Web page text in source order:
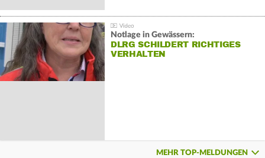
Notlage in Gewässern:
DLRG SCHILDERT RICHTIGES
VERHALTEN
MEHR TOP-MELDUNGEN